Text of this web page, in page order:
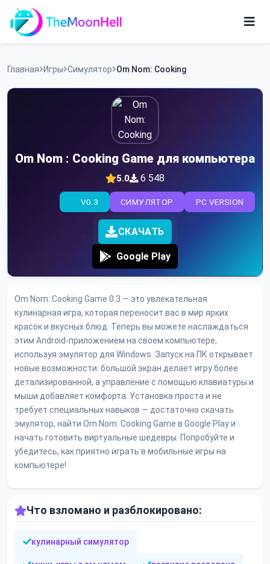
Skip
content
Приложения
Главная Игры Симулятор Om Nom: Cooking
Om Nom : Cooking Game для компьютера
5.0 6 548
PC VERSION
СИМУЛЯТОР
V0.3
СКАЧАТЬ
Google Play
Om Nom: Cooking Game 0.3 — это увлекательная
кулинарная игра, которая переносит вас в мир ярких
красок и вкусных блюд. Теперь вы можете наслаждаться
этим Android-приложением на своем компьютере,
используя эмулятор для Windows. Запуск на ПК открывает
новые возможности: большой экран делает игру более
детализированной, а управление с помощью клавиатуры и
мыши добавляет комфорта. Установка проста и не
требует специальных навыков — достаточно скачать
эмулятор, найти Om Nom: Cooking Game в Google Play и
начать готовить виртуальные шедевры. Попробуйте и
убедитесь, как приятно играть в мобильные игры на
компьютере!
Что взломано и разблокировано:
кулинарный симулятор